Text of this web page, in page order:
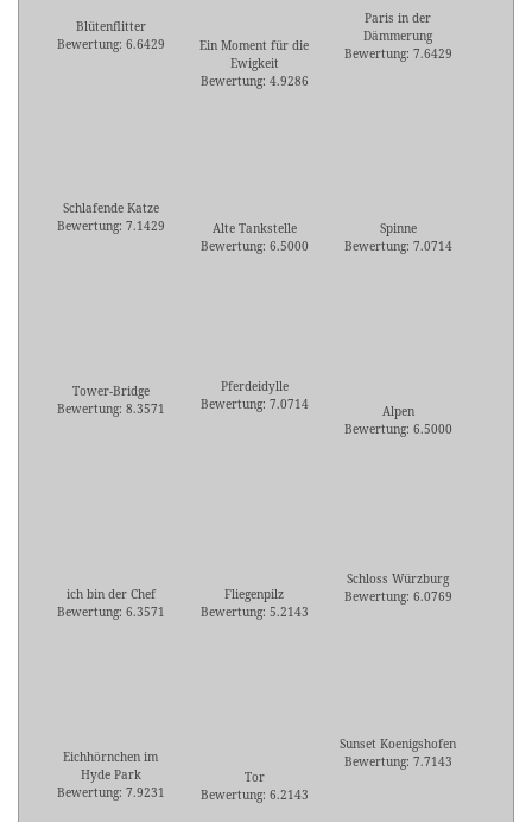
Blütenflitter
Bewertung: 6.6429
Ein Moment für die
Ewigkeit
Bewertung: 4.9286
Paris in der
Dämmerung
Bewertung: 7.6429
Schlafende Katze
Bewertung: 7.1429
Alte Tankstelle
Bewertung: 6.5000
Spinne
Bewertung: 7.0714
Tower-Bridge
Bewertung: 8.3571
Pferdeidylle
Bewertung: 7.0714
Alpen
Bewertung: 6.5000
ich bin der Chef
Bewertung: 6.3571
Fliegenpilz
Bewertung: 5.2143
Schloss Würzburg
Bewertung: 6.0769
Eichhörnchen im
Hyde Park
Bewertung: 7.9231
Tor
Bewertung: 6.2143
Sunset Koenigshofen
Bewertung: 7.7143